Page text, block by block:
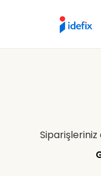
Siparişleriniz